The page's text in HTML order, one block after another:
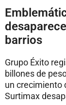
barrios
Grupo Éxito
billones de
un crecimiento
Surtimax